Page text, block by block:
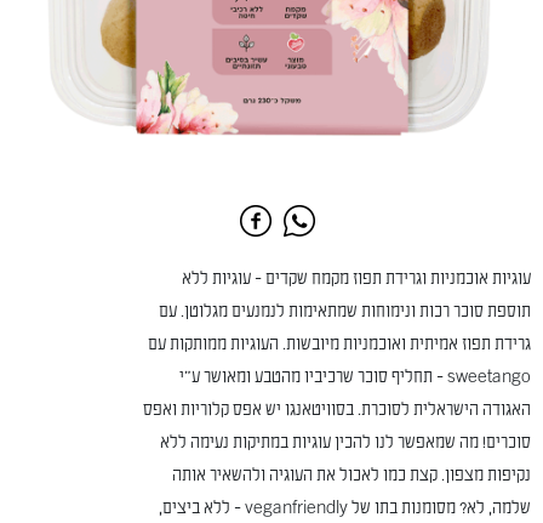
עוגיות אוכמניות וגרידת תפוז מקמח שקדים - עוגיות ללא
תוספת סוכר רכות ונימוחות שמתאימות לנמנעים מגלוטן. עם
גרידת תפוז אמיתית ואוכמניות מיובשות. העוגיות ממותקות עם
sweetango - תחליף סוכר שרכיביו מהטבע ומאושר ע"י
האגודה הישראלית לסוכרת. בסוויטאנגו יש אפס קלוריות ואפס
סוכרים! מה שמאפשר לנו להכין עוגיות במתיקות נעימה ללא
נקיפות מצפון. קצת כמו לאכול את העוגיה ולהשאיר אותה
שלמה, לא? מסומנות בתו של veganfriendly - ללא ביצים,